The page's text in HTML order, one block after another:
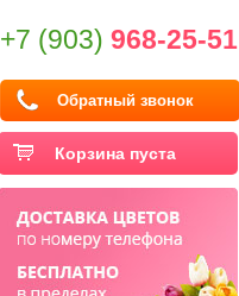
+7 (903) 968-25-51
Обратный звонок
Корзина пуста